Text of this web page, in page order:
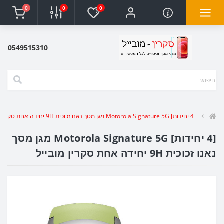
0
0
0
0549515310
[4 יחידות] Motorola Signature 5G מגן מסך נאנו זכוכית 9H יחידה אחת סקרין מובייל
[4 יחידות] Motorola Signature 5G מגן מסך
נאנו זכוכית 9H יחידה אחת סקרין מובייל